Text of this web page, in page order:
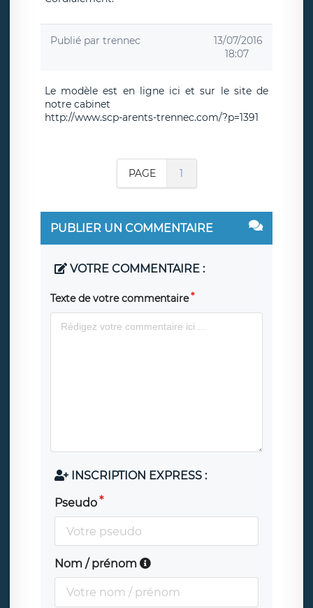
Publié par trennec
13/07/2016
18:07
Le modèle est en ligne ici et sur le site de
notre cabinet
http://www.scp-arents-trennec.com/?p=1391
PAGE 1
PUBLIER UN COMMENTAIRE
VOTRE COMMENTAIRE :
Texte de votre commentaire
INSCRIPTION EXPRESS :
Pseudo
Nom / prénom